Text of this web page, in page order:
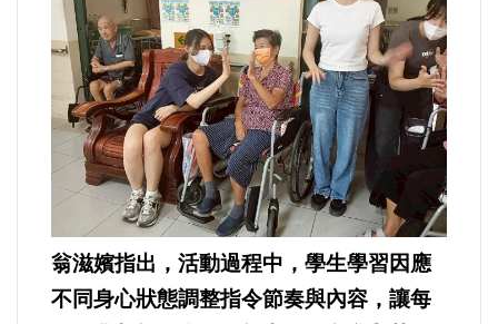
出版（影音/圖書/雜誌）
發明/專利
文化資產/文物保護
旅館/民宿
翁滋嬪指出，活動過程中，學生學習因應
不同身心狀態調整指令節奏與內容，讓每